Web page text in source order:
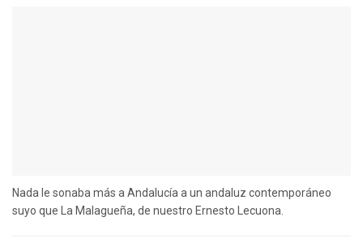
Nada le sonaba más a Andalucía a un andaluz contemporáneo
suyo que La Malagueña, de nuestro Ernesto Lecuona.